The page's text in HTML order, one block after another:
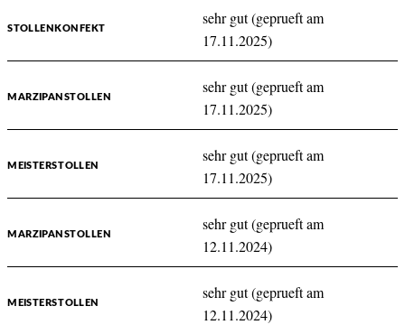
STOLLENKONFEKT
sehr gut (geprueft am
17.11.2025)
MARZIPANSTOLLEN
sehr gut (geprueft am
17.11.2025)
MEISTERSTOLLEN
sehr gut (geprueft am
17.11.2025)
MARZIPANSTOLLEN
sehr gut (geprueft am
12.11.2024)
MEISTERSTOLLEN
sehr gut (geprueft am
12.11.2024)